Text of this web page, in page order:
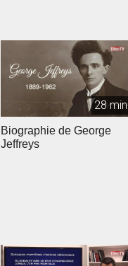
28 min
Biographie de George
Jeffreys